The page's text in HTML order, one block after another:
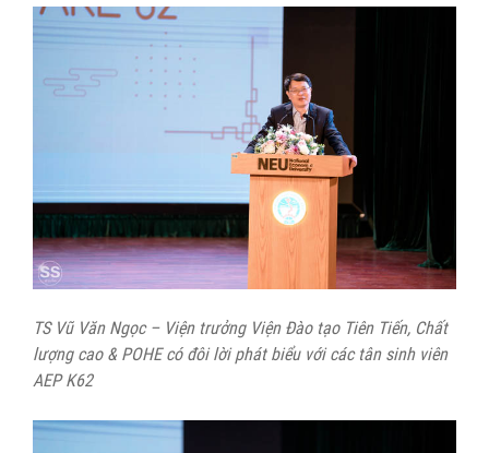
TS Vũ Văn Ngọc – Viện trưởng Viện Đào tạo Tiên Tiến, Chất
lượng cao & POHE có đôi lời phát biểu với các tân sinh viên
AEP K62